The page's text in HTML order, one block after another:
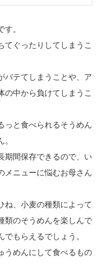
。
てぐったりしてしまうこ
バテてしまうことや、ア
の中から負けてしまうこ
っと食べられるそうめん
期間保存できるので、い
メニューに悩むお母さん
ね、小麦の種類によって
類のそうめんを楽しんで
もらえるでしょう。
うめんにして食べるもの